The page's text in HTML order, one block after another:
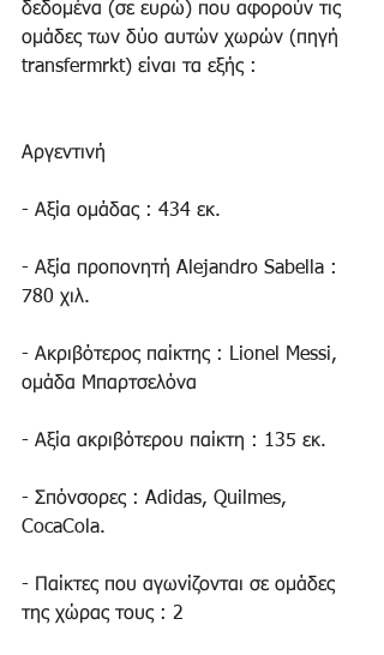
δεδομένα (σε ευρώ) που αφορούν τις
ομάδες των δύο αυτών χωρών (πηγή
transfermrkt) είναι τα εξής :
Αργεντινή
- Αξία ομάδας : 434 εκ.
- Αξία προπονητή Alejandro Sabella :
780 χιλ.
- Ακριβότερος παίκτης : Lionel Messi,
ομάδα Μπαρτσελόνα
- Αξία ακριβότερου παίκτη : 135 εκ.
- Σπόνσορες : Adidas, Quilmes,
CocaCola.
- Παίκτες που αγωνίζονται σε ομάδες
της χώρας τους : 2